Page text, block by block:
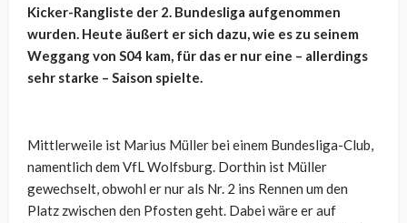
Kicker-Rangliste der 2. Bundesliga aufgenommen
wurden. Heute äußert er sich dazu, wie es zu seinem
Weggang von S04 kam, für das er nur eine – allerdings
sehr starke – Saison spielte.
Mittlerweile ist Marius Müller bei einem Bundesliga-Club,
namentlich dem VfL Wolfsburg. Dorthin ist Müller
gewechselt, obwohl er nur als Nr. 2 ins Rennen um den
Platz zwischen den Pfosten geht. Dabei wäre er auf